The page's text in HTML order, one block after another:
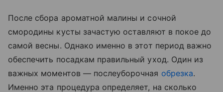
После сбора ароматной малины и сочной
смородины кусты зачастую оставляют в покое до
самой весны. Однако именно в этот период важно
обеспечить посадкам правильный уход. Один из
важных моментов — послеуборочная обрезка.
Именно эта процедура определяет, на сколько